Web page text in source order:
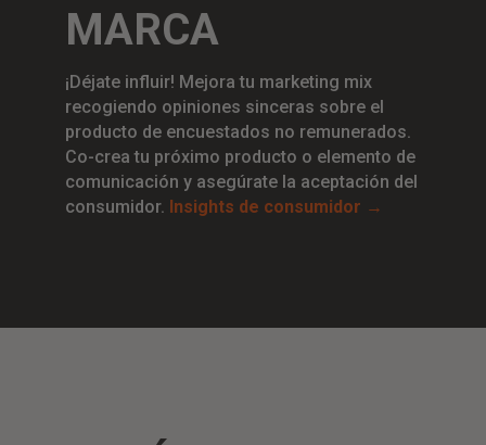
MARCA
¡Déjate influir! Mejora tu marketing mix
recogiendo opiniones sinceras sobre el
producto de encuestados no remunerados.
Co-crea tu próximo producto o elemento de
comunicación y asegúrate la aceptación del
consumidor. Insights de consumidor →